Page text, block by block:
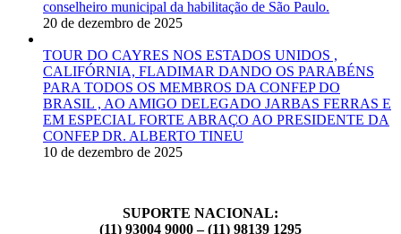
conselheiro municipal da habilitação de São Paulo.
20 de dezembro de 2025
TOUR DO CAYRES NOS ESTADOS UNIDOS ,
CALIFÓRNIA, FLADIMAR DANDO OS PARABÉNS
PARA TODOS OS MEMBROS DA CONFEP DO
BRASIL , AO AMIGO DELEGADO JARBAS FERRAS E
EM ESPECIAL FORTE ABRAÇO AO PRESIDENTE DA
CONFEP DR. ALBERTO TINEU
10 de dezembro de 2025
SUPORTE NACIONAL:
(11) 93004 9000 – (11) 98139 1295